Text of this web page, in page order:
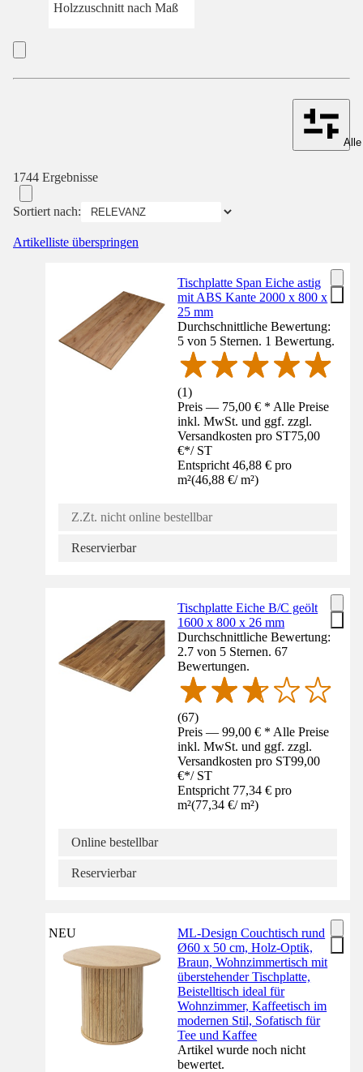
Holzzuschnitt nach Maß
1744 Ergebnisse
Sortiert nach:
Artikelliste überspringen
Tischplatte Span Eiche astig
mit ABS Kante 2000 x 800 x
25 mm
Durchschnittliche Bewertung:
5 von 5 Sternen. 1 Bewertung.
(1)
Preis — 75,00 € * Alle Preise
inkl. MwSt. und ggf. zzgl.
Versandkosten pro ST75,00
€*/ ST
Entspricht 46,88 € pro
m²(46,88 €/ m²)
Z.Zt. nicht online bestellbar
Reservierbar
Tischplatte Eiche B/C geölt
1600 x 800 x 26 mm
Durchschnittliche Bewertung:
2.7 von 5 Sternen. 67
Bewertungen.
(67)
Preis — 99,00 € * Alle Preise
inkl. MwSt. und ggf. zzgl.
Versandkosten pro ST99,00
€*/ ST
Entspricht 77,34 € pro
m²(77,34 €/ m²)
Online bestellbar
Reservierbar
NEU
ML-Design Couchtisch rund
Ø60 x 50 cm, Holz-Optik,
Braun, Wohnzimmertisch mit
überstehender Tischplatte,
Beistelltisch ideal für
Wohnzimmer, Kaffeetisch im
modernen Stil, Sofatisch für
Tee und Kaffee
Artikel wurde noch nicht
bewertet.